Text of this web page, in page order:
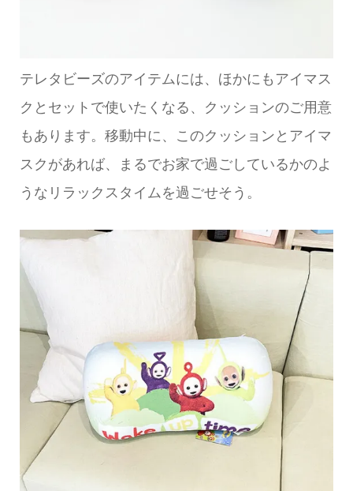
テレタビーズのアイテムには、ほかにもアイマス
クとセットで使いたくなる、クッションのご用意
もあります。移動中に、このクッションとアイマ
スクがあれば、まるでお家で過ごしているかのよ
うなリラックスタイムを過ごせそう。